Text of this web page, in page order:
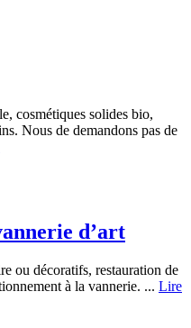
cosmétiques solides bio,
Nous de demandons pas de
d’art
ou décoratifs, restauration de
à la vannerie. ... Lire